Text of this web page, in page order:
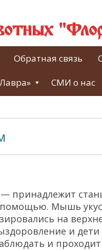
Обратная связь
СМИ о нас
— принадлежит
помощью. Мышь
на
и дети
и